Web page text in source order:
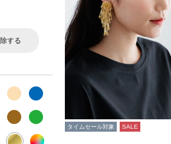
する
タイムセール対象 SALE